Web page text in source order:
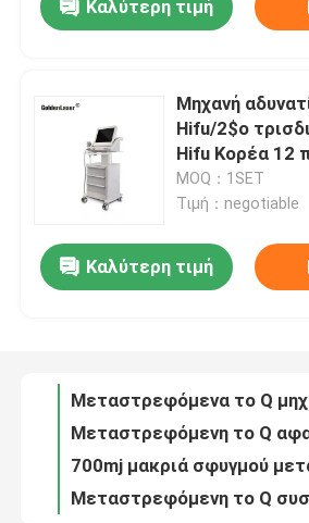
Προϊόντα
Βίντεο
Περίπου εμείς
Γύρος εργοστασίων
Καλύτερη τιμή
Μηχανή
Hifu/2$ο
Hifu Κορέα 12
σώμα μηχανών
MOQ：1SET
Τιμή：negotiable
Καλύτερη τιμή